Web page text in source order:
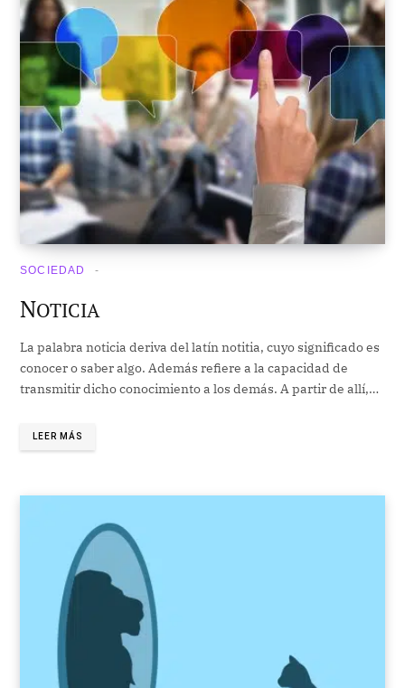
SOCIEDAD
NOTICIA
La palabra noticia deriva del latín notitia, cuyo significado es
conocer o saber algo. Además refiere a la capacidad de
transmitir dicho conocimiento a los demás. A partir de allí,…
LEER MÁS